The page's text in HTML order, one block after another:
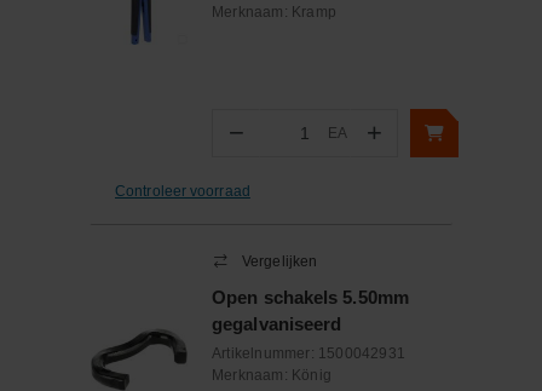
Merknaam: Kramp
− Aantal
EA +
Controleer voorraad
Vergelijken
Open schakels 5.50mm
gegalvaniseerd
Artikelnummer: 1500042931
Merknaam: König